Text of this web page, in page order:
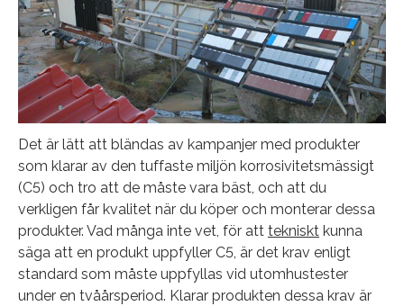
Det är lätt att bländas av kampanjer med produkter
som klarar av den tuffaste miljön korrosivitetsmässigt
(C5) och tro att de måste vara bäst, och att du
verkligen får kvalitet när du köper och monterar dessa
produkter. Vad många inte vet, för att tekniskt kunna
säga att en produkt uppfyller C5, är det krav enligt
standard som måste uppfyllas vid utomhustester
under en tvåårsperiod. Klarar produkten dessa krav är